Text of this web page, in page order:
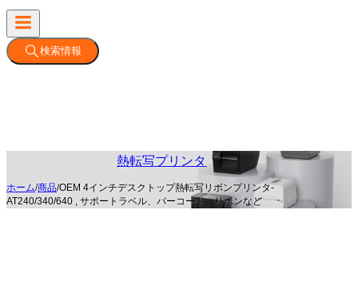
検索情報
熱転写プリンタ
ホーム/商品/OEM 4インチデスクトップ熱転写リボンプリンタ-
AT240/340/640 , サポートラベル、バーコード、リボンなど